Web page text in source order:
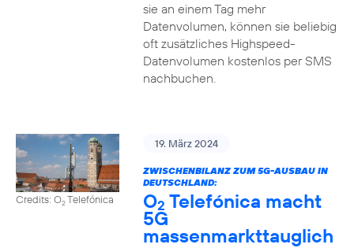
sie an einem Tag mehr
Datenvolumen, können sie beliebig
oft zusätzliches Highspeed-
Datenvolumen kostenlos per SMS
nachbuchen.
Credits: O2Telefónica
19. März 2024
ZWISCHENBILANZ ZUM 5G-AUSBAU IN
DEUTSCHLAND:
O2 Telefónica macht
5G
massenmarkttauglich